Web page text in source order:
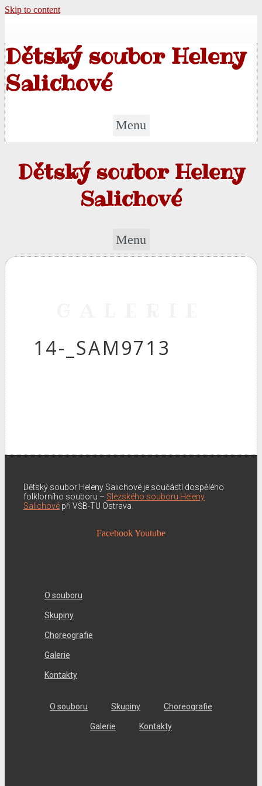
Skip to content
Dětský soubor Heleny
Salichové
Menu
Dětský soubor Heleny
Salichové
Menu
14-_SAM9713
Dětský soubor Heleny Salichové je součástí dospělého
folklorního souboru – Slezského souboru Heleny
Salichové při VŠB-TU Ostrava.
FacebookYoutube
O souboru
Skupiny
Choreografie
Galerie
Kontakty
O souboru Skupiny Choreografie
Galerie Kontakty